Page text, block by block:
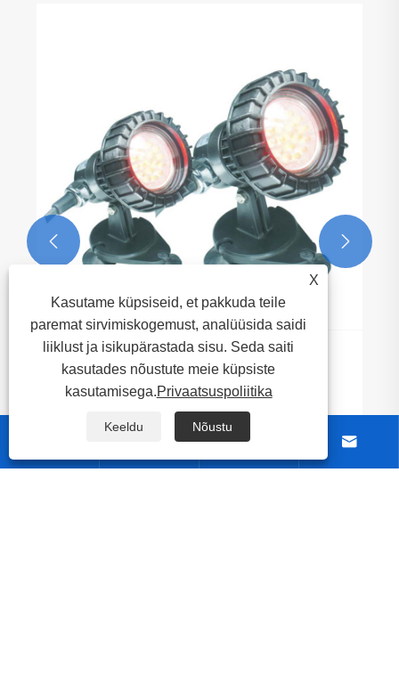
Miks on tiigisüütaja tänapäevaste
väliveefunktsioonide jaoks hädavajalik?
 
 
X
Kasutame küpsiseid, et pakkuda teile
paremat sirvimiskogemust, analüüsida saidi
liiklust ja isikupärastada sisu. Seda saiti
kasutades nõustute meie küpsiste
kasutamisega.Privaatsuspoliitika
Keeldu Nõustu